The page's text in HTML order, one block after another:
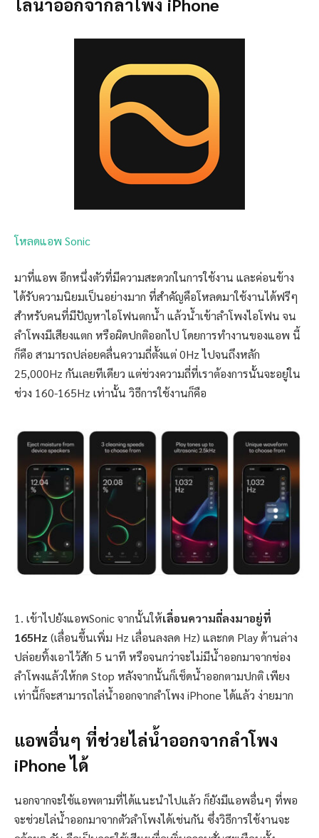
โหลดแอพ Sonic
มาที่แอพ อีกหนึ่งตัวที่มีความสะดวกในการใช้งาน และค่อนข้าง
ได้รับความนิยมเป็นอย่างมาก ที่สำคัญคือโหลดมาใช้งานได้ฟรีๆ
สำหรับคนที่มีปัญหาไอโฟนตกน้ำ แล้วน้ำเข้าลำโพงไอโฟน จน
ลำโพงมีเสียงแตก หรือผิดปกติออกไป โดยการทำงานของแอพ นี้
ก็คือ สามารถปล่อยคลื่นความถี่ตั้งแต่ 0Hz ไปจนถึงหลัก
25,000Hz กันเลยทีเดียว แต่ช่วงความถี่ที่เราต้องการนั้นจะอยู่ใน
ช่วง 160-165Hz เท่านั้น วิธีการใช้งานก็คือ
1. เข้าไปยังแอพSonic จากนั้นให้เลื่อนความถี่ลงมาอยู่ที่
165Hz (เลื่อนขึ้นเพิ่ม Hz เลื่อนลงลด Hz) และกด Play ด้านล่าง
ปล่อยทิ้งเอาไว้สัก 5 นาที หรือจนกว่าจะไม่มีน้ำออกมาจากช่อง
ลำโพงแล้วให้กด Stop หลังจากนั้นก็เช็ดน้ำออกตามปกติ เพียง
เท่านี้ก็จะสามารถไล่น้ำออกจากลำโพง iPhone ได้แล้ว ง่ายมาก
แอพอื่นๆ ที่ช่วยไล่น้ำออกจากลำโพง
iPhone ได้
นอกจากจะใช้แอพตามที่ได้แนะนำไปแล้ว ก็ยังมีแอพอื่นๆ ที่พอ
จะช่วยไล่น้ำออกมาจากตัวลำโพงได้เช่นกัน ซึ่งวิธีการใช้งานจะ